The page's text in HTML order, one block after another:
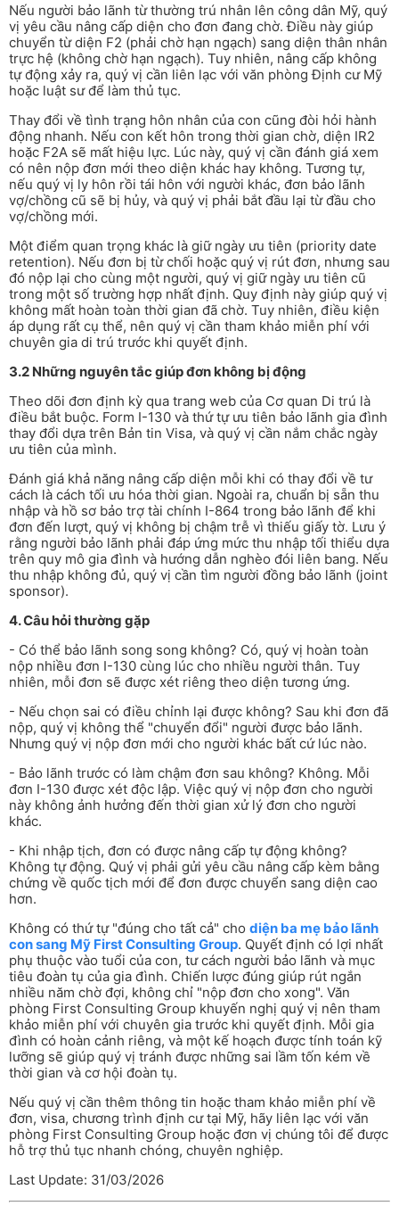
Nếu người bảo lãnh từ thường trú nhân lên công dân Mỹ, quý
vị yêu cầu nâng cấp diện cho đơn đang chờ. Điều này giúp
chuyển từ diện F2 (phải chờ hạn ngạch) sang diện thân nhân
trực hệ (không chờ hạn ngạch). Tuy nhiên, nâng cấp không
tự động xảy ra, quý vị cần liên lạc với văn phòng Định cư Mỹ
hoặc luật sư để làm thủ tục.
Thay đổi về tình trạng hôn nhân của con cũng đòi hỏi hành
động nhanh. Nếu con kết hôn trong thời gian chờ, diện IR2
hoặc F2A sẽ mất hiệu lực. Lúc này, quý vị cần đánh giá xem
có nên nộp đơn mới theo diện khác hay không. Tương tự,
nếu quý vị ly hôn rồi tái hôn với người khác, đơn bảo lãnh
vợ/chồng cũ sẽ bị hủy, và quý vị phải bắt đầu lại từ đầu cho
vợ/chồng mới.
Một điểm quan trọng khác là giữ ngày ưu tiên (priority date
retention). Nếu đơn bị từ chối hoặc quý vị rút đơn, nhưng sau
đó nộp lại cho cùng một người, quý vị giữ ngày ưu tiên cũ
trong một số trường hợp nhất định. Quy định này giúp quý vị
không mất hoàn toàn thời gian đã chờ. Tuy nhiên, điều kiện
áp dụng rất cụ thể, nên quý vị cần tham khảo miễn phí với
chuyên gia di trú trước khi quyết định.
3.2 Những nguyên tắc giúp đơn không bị động
Theo dõi đơn định kỳ qua trang web của Cơ quan Di trú là
điều bắt buộc. Form I-130 và thứ tự ưu tiên bảo lãnh gia đình
thay đổi dựa trên Bản tin Visa, và quý vị cần nắm chắc ngày
ưu tiên của mình.
Đánh giá khả năng nâng cấp diện mỗi khi có thay đổi về tư
cách là cách tối ưu hóa thời gian. Ngoài ra, chuẩn bị sẵn thu
nhập và hồ sơ bảo trợ tài chính I-864 trong bảo lãnh để khi
đơn đến lượt, quý vị không bị chậm trễ vì thiếu giấy tờ. Lưu ý
rằng người bảo lãnh phải đáp ứng mức thu nhập tối thiểu dựa
trên quy mô gia đình và hướng dẫn nghèo đói liên bang. Nếu
thu nhập không đủ, quý vị cần tìm người đồng bảo lãnh (joint
sponsor).
4. Câu hỏi thường gặp
- Có thể bảo lãnh song song không? Có, quý vị hoàn toàn
nộp nhiều đơn I-130 cùng lúc cho nhiều người thân. Tuy
nhiên, mỗi đơn sẽ được xét riêng theo diện tương ứng.
- Nếu chọn sai có điều chỉnh lại được không? Sau khi đơn đã
nộp, quý vị không thể "chuyển đổi" người được bảo lãnh.
Nhưng quý vị nộp đơn mới cho người khác bất cứ lúc nào.
- Bảo lãnh trước có làm chậm đơn sau không? Không. Mỗi
đơn I-130 được xét độc lập. Việc quý vị nộp đơn cho người
này không ảnh hưởng đến thời gian xử lý đơn cho người
khác.
- Khi nhập tịch, đơn có được nâng cấp tự động không?
Không tự động. Quý vị phải gửi yêu cầu nâng cấp kèm bằng
chứng về quốc tịch mới để đơn được chuyển sang diện cao
hơn.
Không có thứ tự "đúng cho tất cả" cho diện ba mẹ bảo lãnh
con sang Mỹ First Consulting Group. Quyết định có lợi nhất
phụ thuộc vào tuổi của con, tư cách người bảo lãnh và mục
tiêu đoàn tụ của gia đình. Chiến lược đúng giúp rút ngắn
nhiều năm chờ đợi, không chỉ "nộp đơn cho xong". Văn
phòng First Consulting Group khuyến nghị quý vị nên tham
khảo miễn phí với chuyên gia trước khi quyết định. Mỗi gia
đình có hoàn cảnh riêng, và một kế hoạch được tính toán kỹ
lưỡng sẽ giúp quý vị tránh được những sai lầm tốn kém về
thời gian và cơ hội đoàn tụ.
Nếu quý vị cần thêm thông tin hoặc tham khảo miễn phí về
đơn, visa, chương trình định cư tại Mỹ, hãy liên lạc với văn
phòng First Consulting Group hoặc đơn vị chúng tôi để được
hỗ trợ thủ tục nhanh chóng, chuyên nghiệp.
Last Update: 31/03/2026